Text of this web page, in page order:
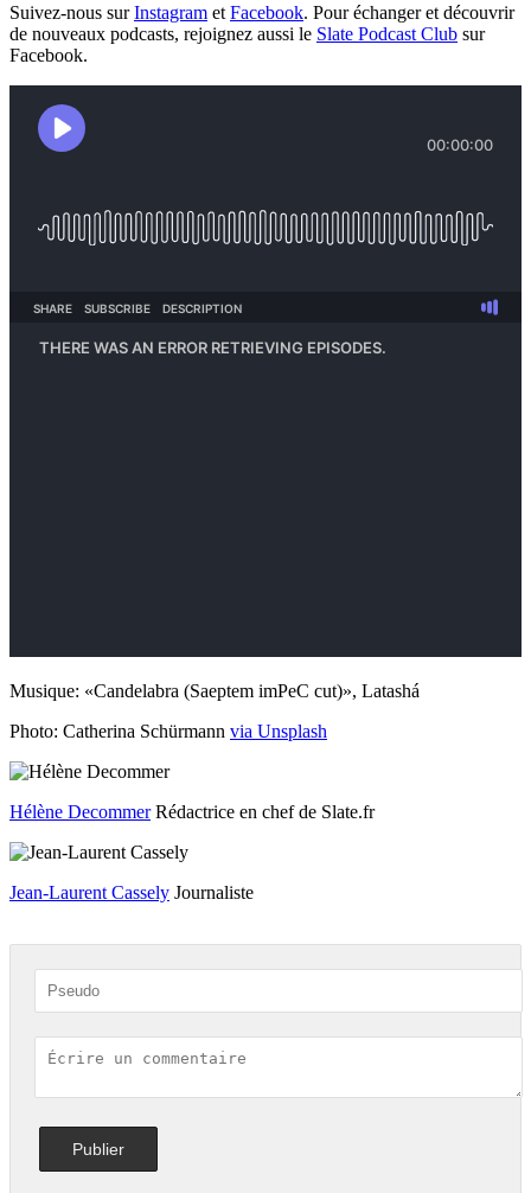
Suivez-nous surInstagram et Facebook. Pour échanger et découvrir
de nouveaux podcasts, rejoignez aussi le Slate Podcast Club sur
Facebook.
Musique: «Candelabra (Saeptem imPeC cut)», Latashá
Photo: Catherina Schürmann via Unsplash
Hélène DecommerRédactrice en chef de Slate.fr
Jean-Laurent Cassely Journaliste